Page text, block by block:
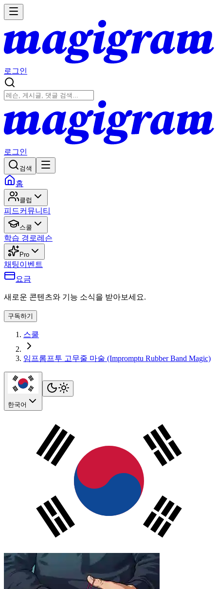
로그인
로그인
검색
홈
클럽
피드커뮤니티
스쿨
학습 경로레슨
Pro
채팅이벤트
요금
새로운 콘텐츠와 기능 소식을 받아보세요.
구독하기
스쿨
임프롬프투 고무줄 마술 (Impromptu Rubber Band Magic)
한국어